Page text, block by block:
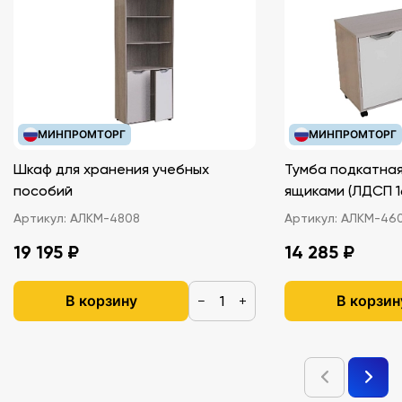
облегчает монтаж установок и приборов.
МИНПРОМТОРГ
Шкаф для хранения учебных
пособий
Артикул: АЛКМ-4808
19 195 ₽
В корзину − +
МИНПРОМТОРГ
Тумба
ящиками
Артикул: АЛКМ-
14 285 ₽
В